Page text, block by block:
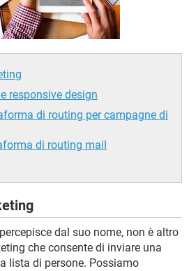
responsive design
di routing per campagne di
di routing mail
dal suo nome, non è altro
che consente di inviare una
lista di persone. Possiamo